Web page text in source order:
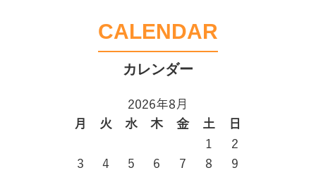
CALENDAR
2026年8月
月
火 水 木 金 土
日
1
2
3
4 5 6 7 8
9